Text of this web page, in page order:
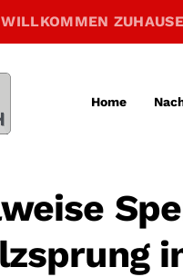
WILLKOMMEN ZUHAUSE
Home